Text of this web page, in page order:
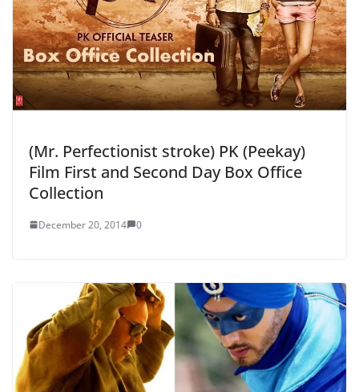
(Mr. Perfectionist stroke) PK (Peekay)
Film First and Second Day Box Office
Collection
December 20, 2014 0